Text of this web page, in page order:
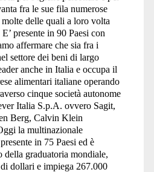
fra le sue fila numerose
delle quali a loro volta
presente in 90 Paesi con
affermare che sia fra i
settore dei beni di largo
anche in Italia e occupa il
alimentari italiane operando
cinque società autonome
Italia S.p.A. ovvero Sagit,
Berg, Calvin Klein
la multinazionale
in 75 Paesi ed è
della graduatoria mondiale,
dollari e impiega 267.000